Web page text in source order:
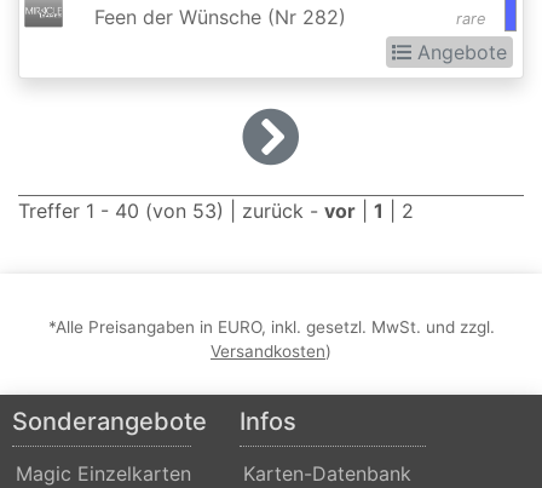
Masters
Dragons
Duel
Ajani
vs.
Nicol
rare
Feen der Wünsche (Nr 282)
Angebote
Treffer 1 - 40 (von 53) | zurück - vor 1 2
*Alle Preisangaben in EURO, inkl. gesetzl. MwSt. und zzgl.
Versandkosten)
Sonderangebote
Magic Einzelkarten
Infos
Karten-Datenbank